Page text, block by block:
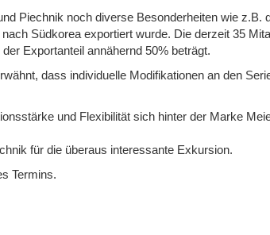
Piechnik noch diverse Besonderheiten wie z.B.
Südkorea exportiert wurde. Die derzeit 35
Exportanteil annähernd 50% beträgt.
dass individuelle Modifikationen an den
und Flexibilität sich hinter der Marke
für die überaus interessante Exkursion.
Termins.